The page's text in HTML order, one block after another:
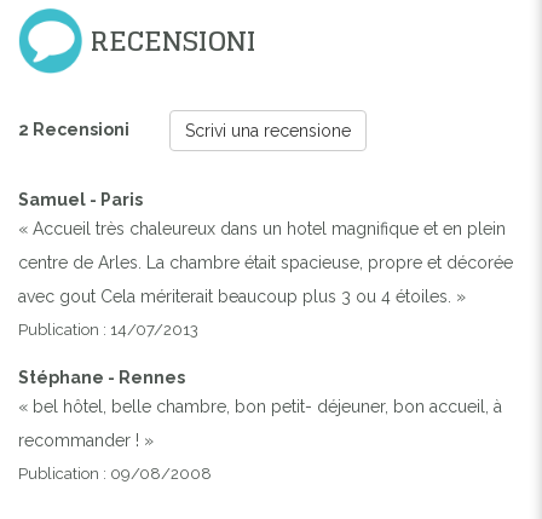
RECENSIONI
2 Recensioni Scrivi una recensione
Samuel - Paris
« Accueil très chaleureux dans un hotel magnifique et en plein
centre de Arles. La chambre était spacieuse, propre et décorée
avec gout Cela mériterait beaucoup plus 3 ou 4 étoiles. »
Publication : 14/07/2013
Stéphane - Rennes
« bel hôtel, belle chambre, bon petit- déjeuner, bon accueil, à
recommander ! »
Publication : 09/08/2008